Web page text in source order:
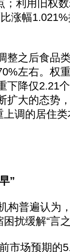
；利用旧权
涨幅
之后食品
左右。权
下降仅2.21
扩大的态势
调的居住
”
普遍认为，
扰缓解“言
场预期的